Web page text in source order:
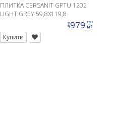
ПЛИТКА CERSANIT GPTU 1202
LIGHT GREY 59,8X119,8
ціна979 грн
м2
Купити